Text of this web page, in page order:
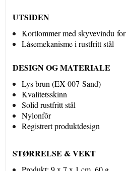
​UTSIDEN
Kortlommer med skyvevindu
Låsemekanisme i rustfritt stål
DESIGN OG MATERIALE
Lys brun (EX 007 Sand)
Kvalitetsskinn
Solid rustfritt stål
Nylonfôr
Registrert produktdesign
STØRRELSE & VEKT